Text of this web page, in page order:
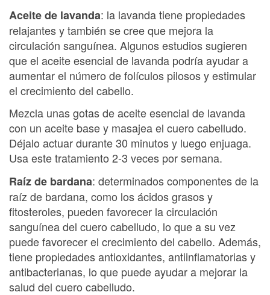
Aceite de lavanda: la lavanda tiene propiedades
relajantes y también se cree que mejora la
circulación sanguínea. Algunos estudios sugieren
que el aceite esencial de lavanda podría ayudar a
aumentar el número de folículos pilosos y estimular
el crecimiento del cabello.
Mezcla unas gotas de aceite esencial de lavanda
con un aceite base y masajea el cuero cabelludo.
Déjalo actuar durante 30 minutos y luego enjuaga.
Usa este tratamiento 2-3 veces por semana.
Raíz de bardana: determinados componentes de la
raíz de bardana, como los ácidos grasos y
fitosteroles, pueden favorecer la circulación
sanguínea del cuero cabelludo, lo que a su vez
puede favorecer el crecimiento del cabello. Además,
tiene propiedades antioxidantes, antiinflamatorias y
antibacterianas, lo que puede ayudar a mejorar la
salud del cuero cabelludo.